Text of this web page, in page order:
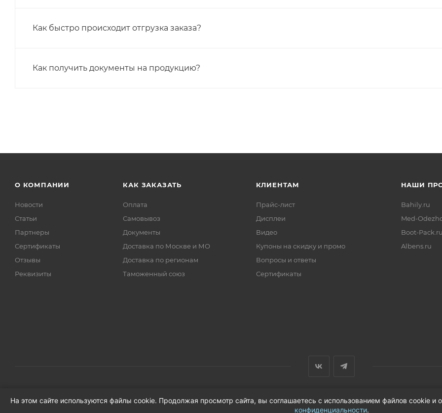
Как быстро происходит отгрузка заказа?
Как получить документы на продукцию?
О КОМПАНИИ
Новости
Статьи
Партнеры
Сертификаты
Отзывы
Реквизиты
КАК ЗАКАЗАТЬ
Оплата
Самовывоз
Документы
Доставка по Москве и МО
Доставка по регионам
Таможенный союз
КЛИЕНТАМ
Прайс-лист
Дисплеи
Видео
Купоны на скидку и промо
Вопросы и ответы
Сертификаты
НАШИ
Bahily.ru
Med-
Boot-Pack.ru
Albens.ru
© ООО «Вендорс», 1999-2026 г.
На этом сайте используются файлы cookie. Продолжая просмотр сайта, вы соглашаетесь с использованием файлов cookie и
конфиденциальности.